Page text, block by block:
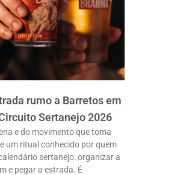
rumo a Barretos em
Sertanejo 2026
e do movimento que toma
um ritual conhecido por quem
sertanejo: organizar a
e pegar a estrada. É